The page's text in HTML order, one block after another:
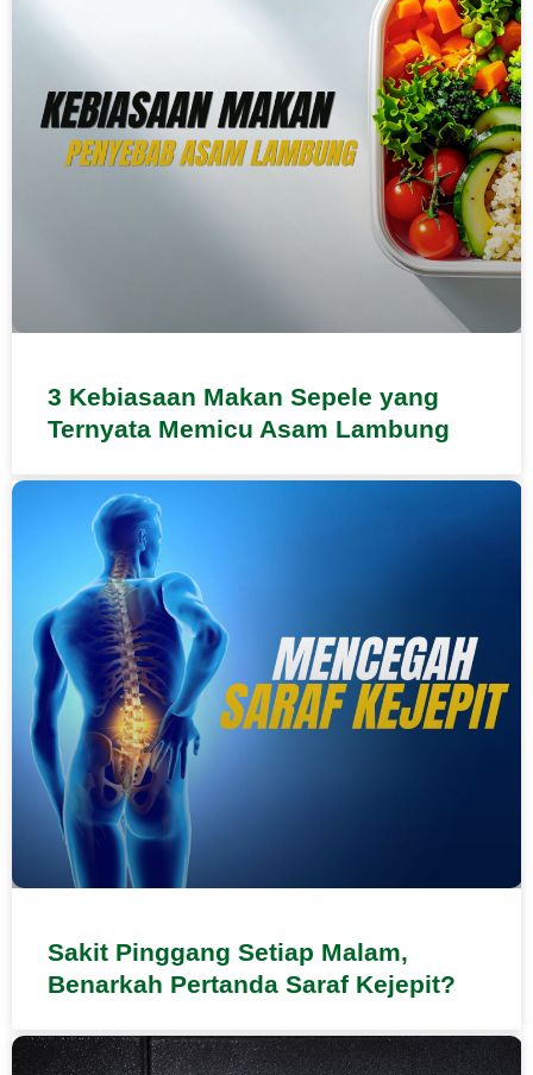
3 Kebiasaan Makan Sepele yang
Ternyata Memicu Asam Lambung
Sakit Pinggang Setiap Malam,
Benarkah Pertanda Saraf Kejepit?